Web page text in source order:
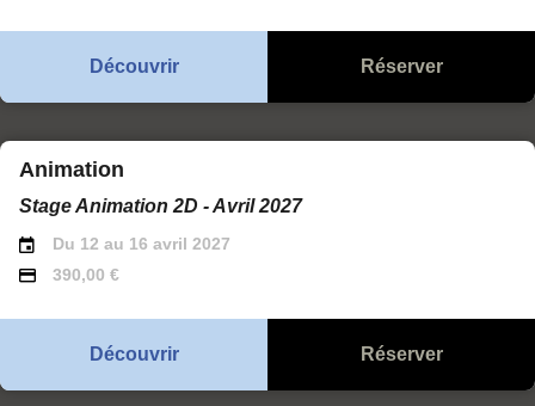
Découvrir Réserver
Animation
Stage Animation 2D - Avril 2027
Du 12 au 16 avril 2027
390,00 €
Découvrir Réserver